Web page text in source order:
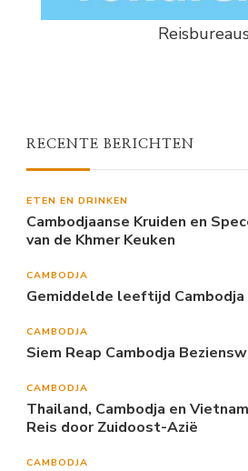
Reisbureaus
RECENTE BERICHTEN
ETEN EN DRINKEN
Cambodjaanse Kruiden en
van de Khmer Keuken
CAMBODJA
Gemiddelde leeftijd Cambodja
CAMBODJA
Siem Reap Cambodja
CAMBODJA
Thailand, Cambodja en
Reis door Zuidoost-Azië
CAMBODJA